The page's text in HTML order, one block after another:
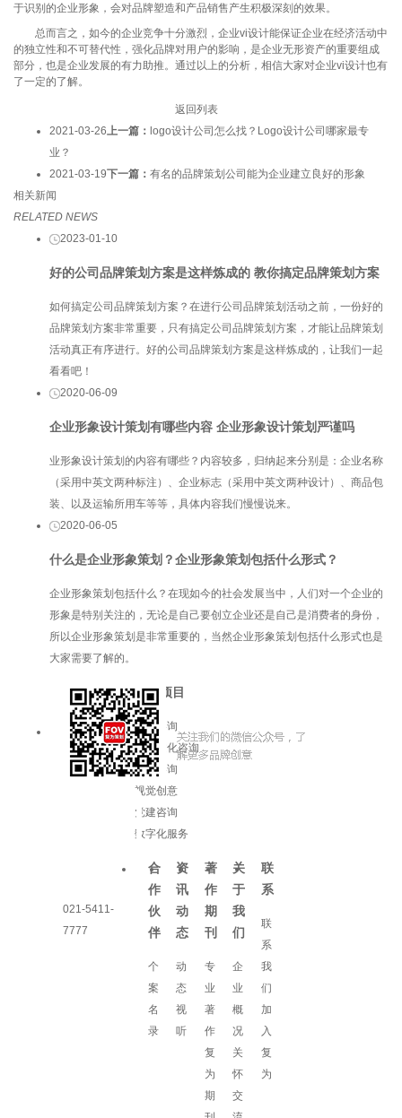
于识别的企业形象，会对品牌塑造和产品销售产生积极深刻的效果。
总而言之，如今的企业竞争十分激烈，企业vi设计能保证企业在经济活动中
的独立性和不可替代性，强化品牌对用户的影响，是企业无形资产的重要组成
部分，也是企业发展的有力助推。通过以上的分析，相信大家对企业vi设计也有
了一定的了解。
返回列表
2021-03-26上一篇： logo设计公司怎么找？Logo设计公司哪家最专
业？
2021-03-19下一篇： 有名的品牌策划公司能为企业建立良好的形象
相关新闻
RELATED NEWS
2023-01-10
好的公司品牌策划方案是这样炼成的 教你搞定品牌策划方案
如何搞定公司品牌策划方案？在进行公司品牌策划活动之前，一份好的
品牌策划方案非常重要，只有搞定公司品牌策划方案，才能让品牌策划
活动真正有序进行。好的公司品牌策划方案是这样炼成的，让我们一起
看看吧！
2020-06-09
企业形象设计策划有哪些内容 企业形象设计策划严谨吗
业形象设计策划的内容有哪些？内容较多，归纳起来分别是：企业名称
（采用中英文两种标注）、企业标志（采用中英文两种设计）、商品包
装、以及运输所用车等等，具体内容我们慢慢说来。
2020-06-05
什么是企业形象策划？企业形象策划包括什么形式？
企业形象策划包括什么？在现如今的社会发展当中，人们对一个企业的
形象是特别关注的，无论是自己要创立企业还是自己是消费者的身份，
所以企业形象策划是非常重要的，当然企业形象策划包括什么形式也是
大家需要了解的。
021-5411-
7777
服务项目
品牌咨询
企业文化咨询
增长咨询
视觉创意
党建咨询
数字化服务
合
作
伙
伴
个
案
名
录
资
讯
动
态
动
态
视
听
著
作
期
刊
专
业
著
作
复
为
期
关
于
我
们
企
业
概
况
关
怀
交
联
系
联
系
我
们
加
入
复
为